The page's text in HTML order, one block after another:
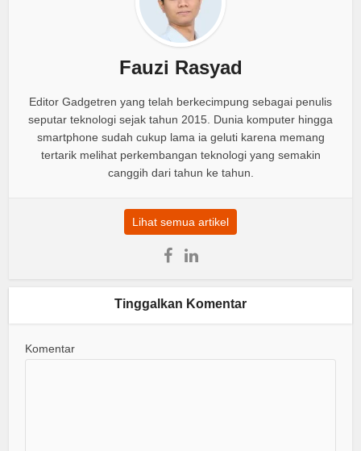
Fauzi Rasyad
Editor Gadgetren yang telah berkecimpung sebagai penulis
seputar teknologi sejak tahun 2015. Dunia komputer hingga
smartphone sudah cukup lama ia geluti karena memang
tertarik melihat perkembangan teknologi yang semakin
canggih dari tahun ke tahun.
Lihat semua artikel
Tinggalkan Komentar
Komentar